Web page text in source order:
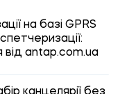
на базі GPRS
від antap.com.ua
канцелярії без